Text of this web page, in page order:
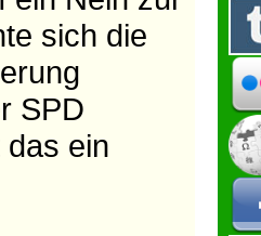
sich die
SPD
ein